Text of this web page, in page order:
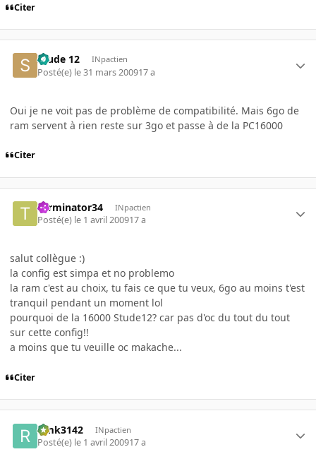
Citer
Stude 12 INpactien
Posté(e) le 31 mars 200917 a
Oui je ne voit pas de problème de compatibilité. Mais 6go de
ram servent à rien reste sur 3go et passe à de la PC16000
Citer
Terminator34 INpactien
Posté(e) le 1 avril 200917 a
salut collègue :)
la config est simpa et no problemo
la ram c'est au choix, tu fais ce que tu veux, 6go au moins t'est
tranquil pendant un moment lol
pourquoi de la 16000 Stude12? car pas d'oc du tout du tout
sur cette config!!
a moins que tu veuille oc makache...
Citer
rimk3142 INpactien
Posté(e) le 1 avril 200917 a